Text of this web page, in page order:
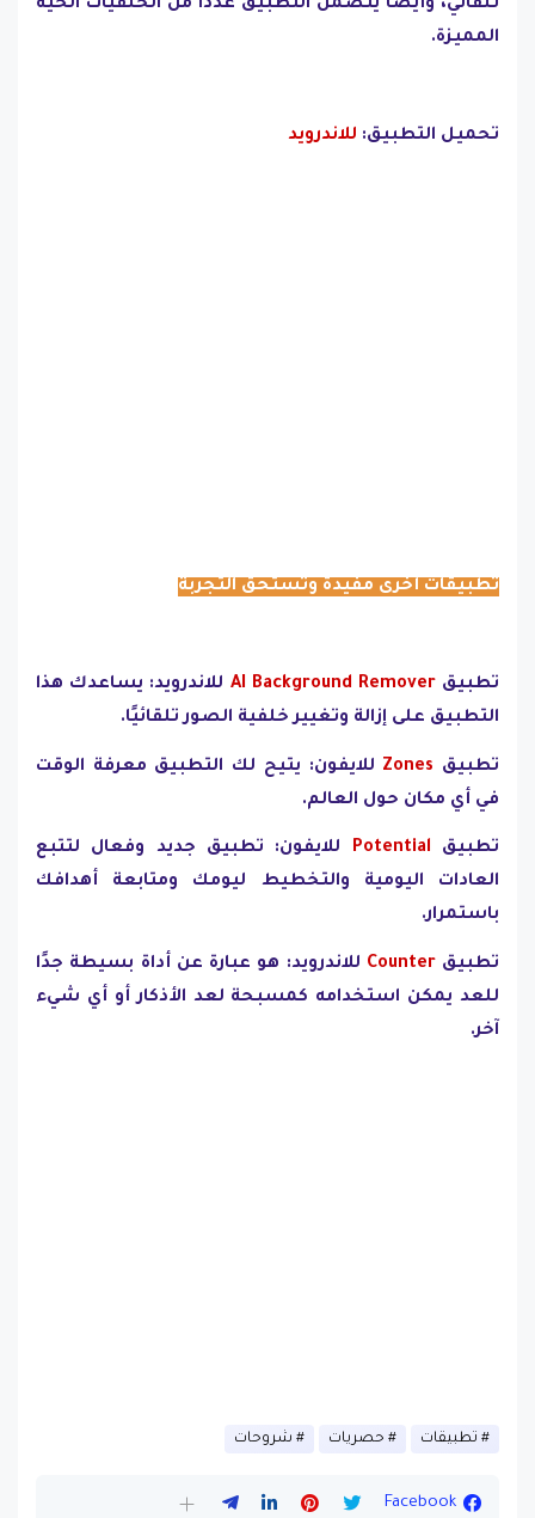
تلقائي، وأيضًا يتضمن التطبيق عددًا من الخلفيات الحية
المميزة.
تحميل التطبيق: للاندرويد
تطبيقات أخرى مفيدة وتستحق التجربة
تطبيقAI Background Remover للاندرويد: يساعدك هذا
التطبيق على إزالة وتغيير خلفية الصور تلقائيًا.
تطبيق Zones للايفون: يتيح لك التطبيق معرفة الوقت
في أي مكان حول العالم.
تطبيق Potential
للايفون: تطبيق جديد وفعال لتتبع
العادات اليومية والتخطيط ليومك ومتابعة أهدافك
باستمرار.
تطبيقCounter للاندرويد: هو عبارة عن أداة بسيطة جدًا
للعد يمكن استخدامه كمسبحة لعد الأذكار أو أي شيء
آخر.
تطبيقات حصريات شروحات
Facebook